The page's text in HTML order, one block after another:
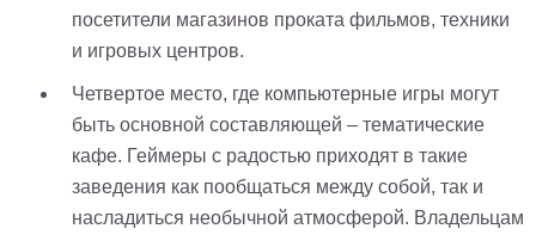
посетители магазинов проката фильмов, техники
и игровых центров.
Четвертое место, где компьютерные игры могут
быть основной составляющей – тематические
кафе. Геймеры с радостью приходят в такие
заведения как пообщаться между собой, так и
насладиться необычной атмосферой. Владельцам